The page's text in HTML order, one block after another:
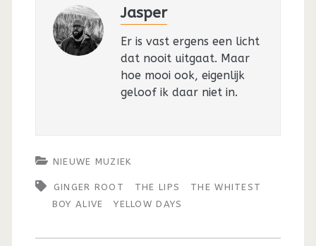
Jasper
Er is vast ergens een licht
dat nooit uitgaat. Maar
hoe mooi ook, eigenlijk
geloof ik daar niet in.
NIEUWE MUZIEK
GINGER ROOT THE LIPS
THE WHITEST
BOY ALIVE
YELLOW DAYS